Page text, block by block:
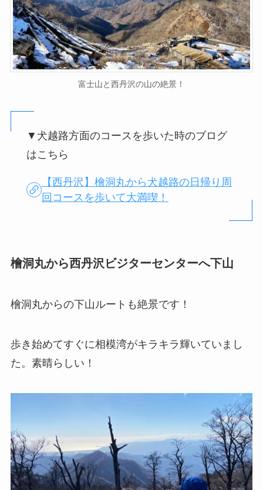
富士山と西丹沢の山の絶景！
▼犬越路方面のコースを歩いた時のブログ
はこちら
【西丹沢】檜洞丸から犬越路の日帰り周
回コースを歩いて大満喫！
檜洞丸から西丹沢ビジターセンターへ下山
檜洞丸からの下山ルートも絶景です！
歩き始めてすぐに相模湾がキラキラ輝いていまし
た。素晴らしい！